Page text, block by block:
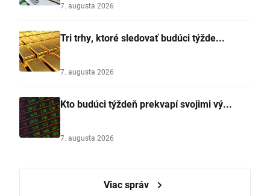
7. augusta 2026
Tri trhy, ktoré sledovať budúci týžde...
7. augusta 2026
Kto budúci týždeň prekvapí svojimi vý...
7. augusta 2026
Viac správ